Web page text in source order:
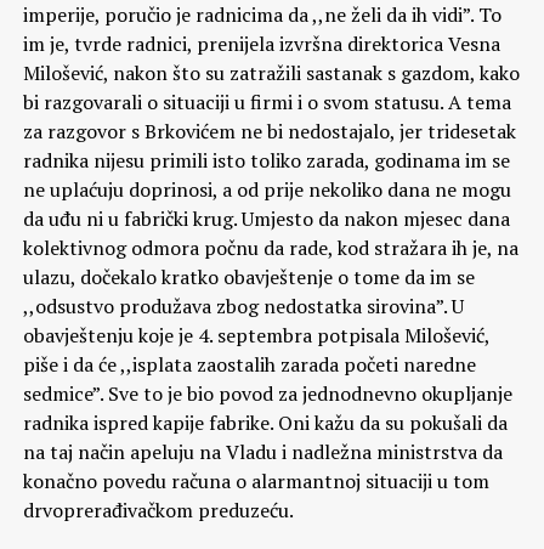
imperije, poručio je radnicima da ,,ne želi da ih vidi”. To
im je, tvrde radnici, prenijela izvršna direktorica Vesna
Milošević, nakon što su zatražili sastanak s gazdom, kako
bi razgovarali o situaciji u firmi i o svom statusu. A tema
za razgovor s Brkovićem ne bi nedostajalo, jer tridesetak
radnika nijesu primili isto toliko zarada, godinama im se
ne uplaćuju doprinosi, a od prije nekoliko dana ne mogu
da uđu ni u fabrički krug. Umjesto da nakon mjesec dana
kolektivnog odmora počnu da rade, kod stražara ih je, na
ulazu, dočekalo kratko obavještenje o tome da im se
,,odsustvo produžava zbog nedostatka sirovina”. U
obavještenju koje je 4. septembra potpisala Milošević,
piše i da će ,,isplata zaostalih zarada početi naredne
sedmice”. Sve to je bio povod za jednodnevno okupljanje
radnika ispred kapije fabrike. Oni kažu da su pokušali da
na taj način apeluju na Vladu i nadležna ministrstva da
konačno povedu računa o alarmantnoj situaciji u tom
drvoprerađivačkom preduzeću.